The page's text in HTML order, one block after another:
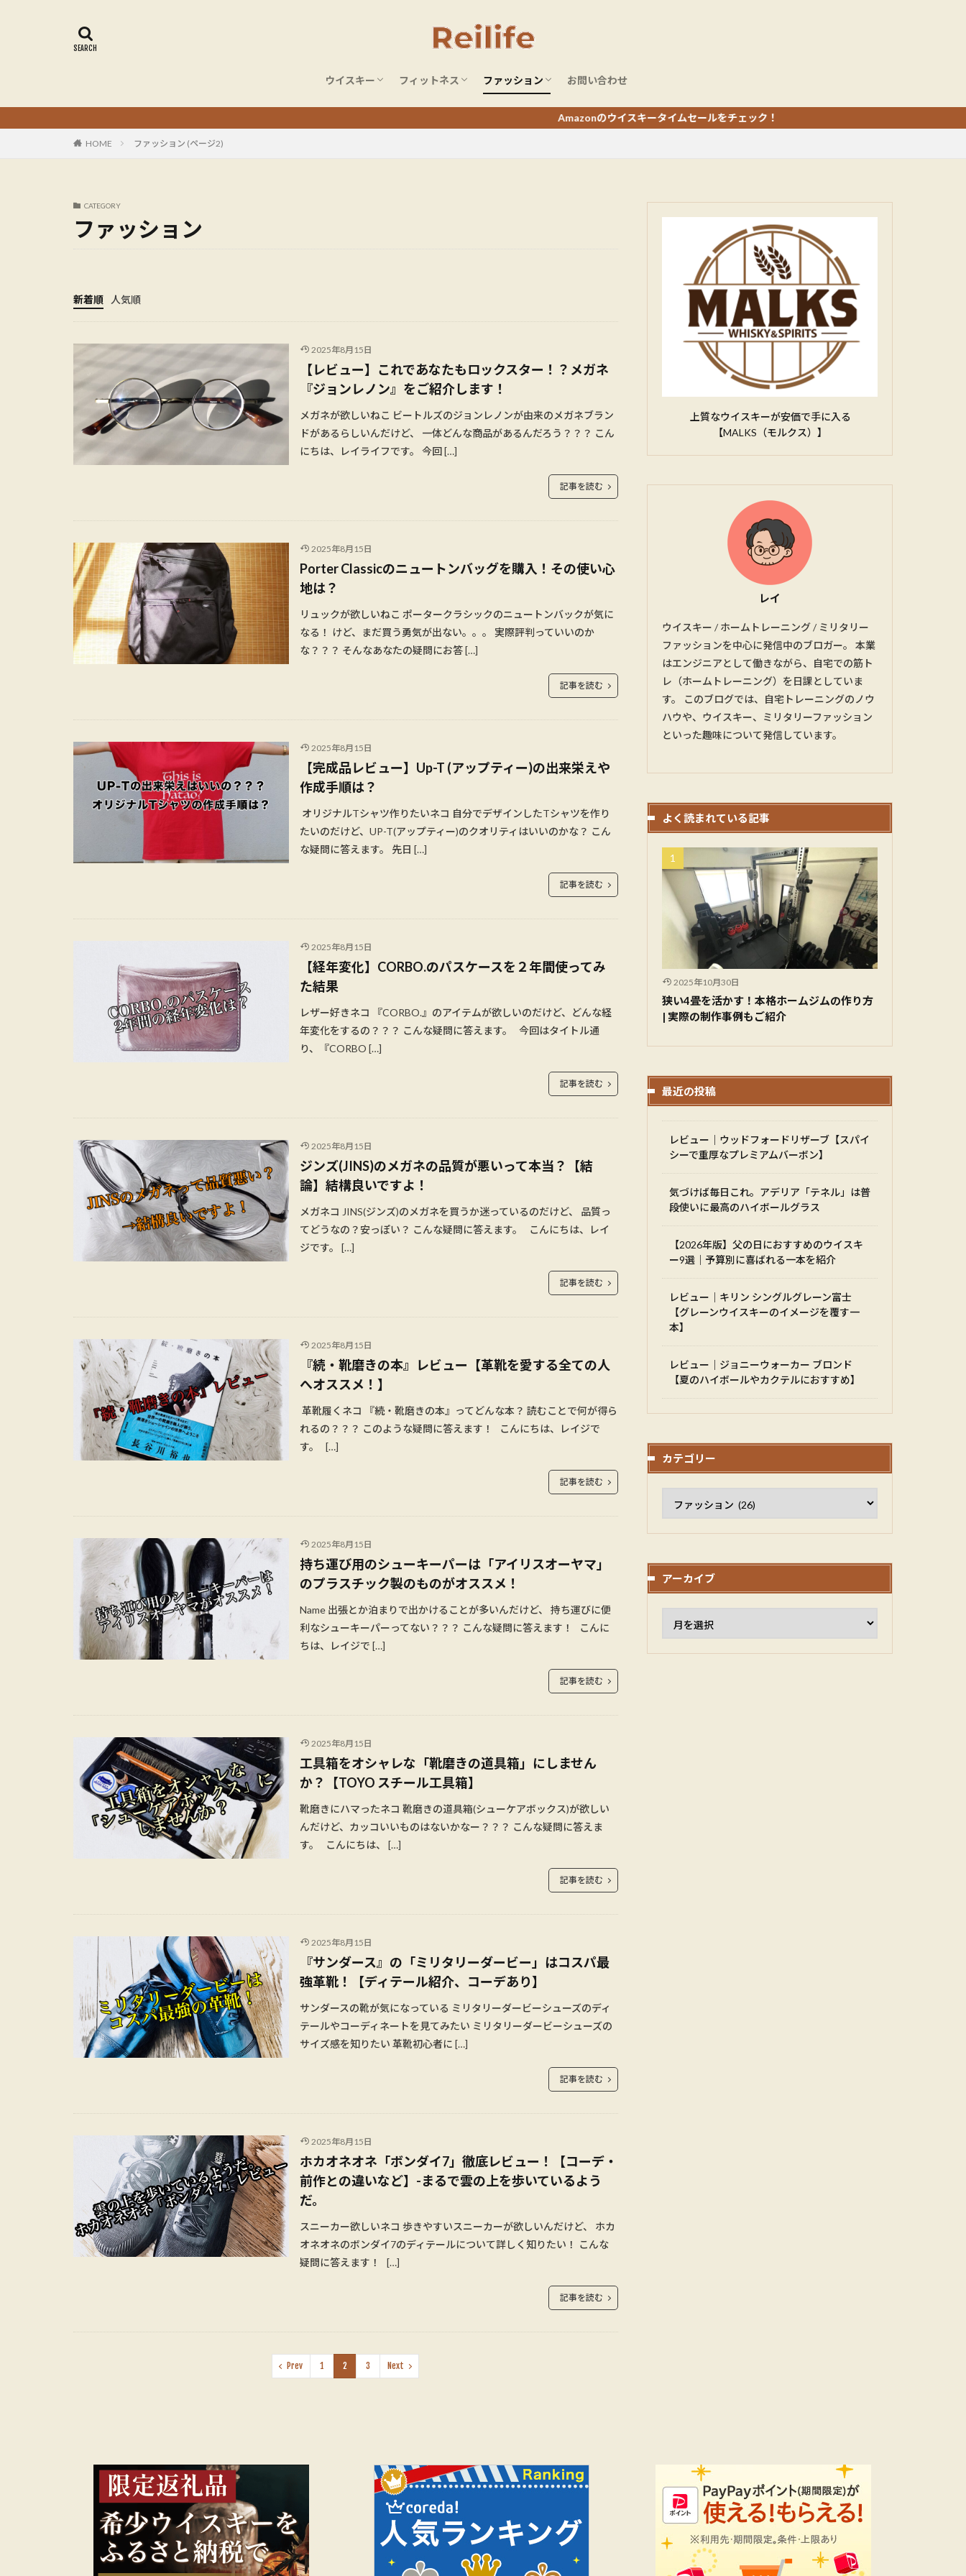
ウイスキー
ウイスキーレビュー
ウイスキーまとめ
フィットネス
ホームジム
フィットネスアイテム
ボディメイク・筋トレ
フィットネスジム
ファッション
ミリタリーファッション
お問い合わせ
Amazonのウイスキータイムセールをチェック！
HOME ファッション (ページ2)
CATEGORY
ファッション
新着順 人気順
2025年8月15日
【レビュー】これであなたもロックスター！？メガネ
『ジョンレノン』をご紹介します！
メガネが欲しいねこ ビートルズのジョンレノンが由来のメガネブラン
ドがあるらしいんだけど、 一体どんな商品があるんだろう？？？ こん
にちは、レイライフです。 今回 […]
記事を読む
2025年8月15日
Porter Classicのニュートンバッグを購入！その使い心
地は？
リュックが欲しいねこ ポータークラシックのニュートンバックが気に
なる！ けど、まだ買う勇気が出ない。。。 実際評判っていいのか
な？？？ そんなあなたの疑問にお答 […]
記事を読む
2025年8月15日
【完成品レビュー】Up-T (アップティー)の出来栄えや
作成手順は？
オリジナルTシャツ作りたいネコ 自分でデザインしたTシャツを作り
たいのだけど、UP-T(アップティー)のクオリティはいいのかな？ こん
な疑問に答えます。 先日 […]
記事を読む
2025年8月15日
【経年変化】CORBO.のパスケースを２年間使ってみ
た結果
レザー好きネコ 『CORBO.』のアイテムが欲しいのだけど、どんな経
年変化をするの？？？ こんな疑問に答えます。 今回はタイトル通
り、『CORBO […]
記事を読む
2025年8月15日
ジンズ(JINS)のメガネの品質が悪いって本当？【結
論】結構良いですよ！
メガネコ JINS(ジンズ)のメガネを買うか迷っているのだけど、 品質っ
てどうなの？安っぽい？ こんな疑問に答えます。 こんにちは、レイ
ジです。 […]
記事を読む
2025年8月15日
『続・靴磨きの本』レビュー【革靴を愛する全ての人
へオススメ！】
革靴履くネコ 『続・靴磨きの本』ってどんな本？ 読むことで何が得ら
れるの？？？ このような疑問に答えます！ こんにちは、レイジで
す。 […]
記事を読む
2025年8月15日
持ち運び用のシューキーパーは「アイリスオーヤマ」
のプラスチック製のものがオススメ！
Name 出張とか泊まりで出かけることが多いんだけど、 持ち運びに便
利なシューキーパーってない？？？ こんな疑問に答えます！ こんに
ちは、レイジで […]
記事を読む
2025年8月15日
工具箱をオシャレな「靴磨きの道具箱」にしません
か？【TOYO スチール工具箱】
靴磨きにハマったネコ 靴磨きの道具箱(シューケアボックス)が欲しい
んだけど、カッコいいものはないかなー？？？ こんな疑問に答えま
す。 こんにちは、 […]
記事を読む
2025年8月15日
『サンダース』の「ミリタリーダービー」はコスパ最
強革靴！【ディテール紹介、コーデあり】
サンダースの靴が気になっている ミリタリーダービーシューズのディ
テールやコーディネートを見てみたい ミリタリーダービーシューズの
サイズ感を知りたい 革靴初心者に […]
記事を読む
2025年8月15日
ホカオネオネ「ボンダイ7」徹底レビュー！【コーデ・
前作との違いなど】-まるで雲の上を歩いているよう
だ。
スニーカー欲しいネコ 歩きやすいスニーカーが欲しいんだけど、 ホカ
オネオネのボンダイ7のディテールについて詳しく知りたい！ こんな
疑問に答えます！ […]
記事を読む
Prev 1 2 3 Next
上質なウイスキーが安価で手に入る
【MALKS（モルクス）】
レイ
ウイスキー / ホームトレーニング / ミリタリー
ファッションを中心に発信中のブロガー。 本業
はエンジニアとして働きながら、自宅での筋ト
レ（ホームトレーニング）を日課としていま
す。 このブログでは、自宅トレーニングのノウ
ハウや、ウイスキー、ミリタリーファッション
といった趣味について発信しています。
よく読まれている記事
2025年10月30日
狭い4畳を活かす！本格ホームジムの作り方
| 実際の制作事例もご紹介
最近の投稿
レビュー｜ウッドフォードリザーブ【スパイ
シーで重厚なプレミアムバーボン】
気づけば毎日これ。アデリア「テネル」は普
段使いに最高のハイボールグラス
【2026年版】父の日におすすめのウイスキ
ー9選｜予算別に喜ばれる一本を紹介
レビュー｜キリン シングルグレーン富士
【グレーンウイスキーのイメージを覆す一
本】
レビュー｜ジョニーウォーカー ブロンド
【夏のハイボールやカクテルにおすすめ】
カテゴリー
アーカイブ